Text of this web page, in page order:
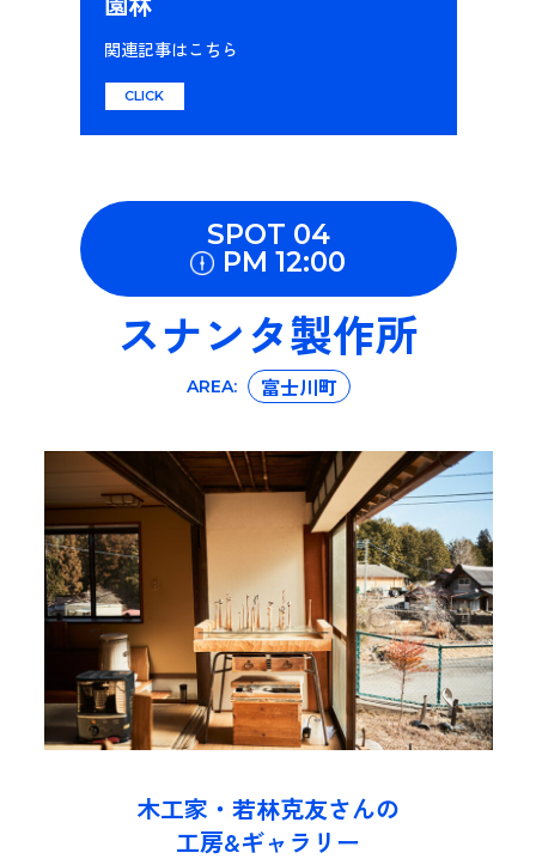
関連記事はこちら
CLICK
SPOT 04
PM 12:00
スナンタ製作所
AREA: 富士川町
木工家・若林克友さんの
工房&ギャラリー